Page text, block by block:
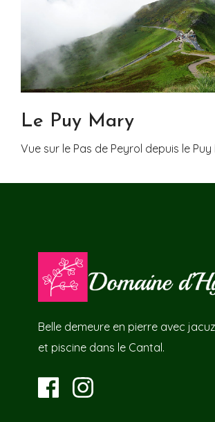
Le Puy Mary
Vue sur le Pas de Peyrol depuis le
Belle demeure en pierre avec
et piscine dans le Cantal.